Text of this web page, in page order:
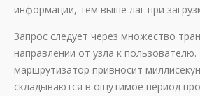
информации, тем выше лаг при
Запрос следует через множество
направлении от узла к
маршрутизатор привносит
складываются в ощутимое период